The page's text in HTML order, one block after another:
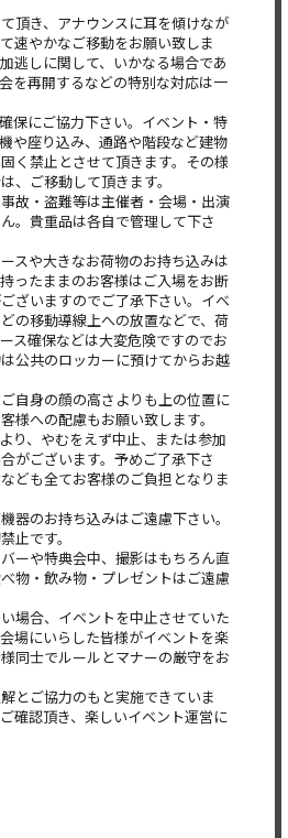
頂き、アナウンスに耳を傾けなが
速やかなご移動をお願い致しま
逃しに関して、いかなる場合であ
を再開するなどの特別な対応は一
保にご協力下さい。イベント・特
や座り込み、通路や階段など建物
く禁止とさせて頂きます。その様
、ご移動して頂きます。
故・盗難等は主催者・会場・出演
。貴重品は各自で管理して下さ
スや大きなお荷物のお持ち込みは
ったままのお客様はご入場をお断
ざいますのでご了承下さい。イベ
の移動導線上への放置などで、荷
ス確保などは大変危険ですのでお
公共のロッカーに預けてからお越
自身の顔の高さよりも上の位置に
様への配慮もお願い致します。
り、やむをえず中止、または参加
がございます。予めご了承下さ
ども全てお客様のご負担となりま
器のお持ち込みはご遠慮下さい。
止です。
ーや特典会中、撮影はもちろん直
物・飲み物・プレゼントはご遠慮
場合、イベントを中止させていた
場にいらした皆様がイベントを楽
同士でルールとマナーの厳守をお
とご協力のもと実施できていま
確認頂き、楽しいイベント運営に